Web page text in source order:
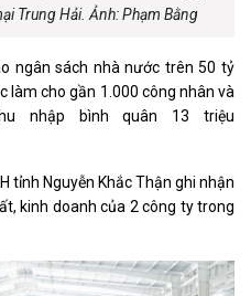
Trung Hải. Ảnh: Phạm Bằng
ngân sách nhà nước trên 50 tỷ
làm cho gần 1.000 công nhân và
nhập bình quân 13 triệu
tỉnh Nguyễn Khắc Thận ghi nhận
kinh doanh của 2 công ty trong